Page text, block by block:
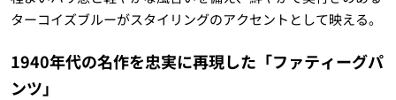
ターコイズブルーがスタイリングのアクセントとして映える。
1940年代の名作を忠実に再現した「ファティーグパ
ンツ」